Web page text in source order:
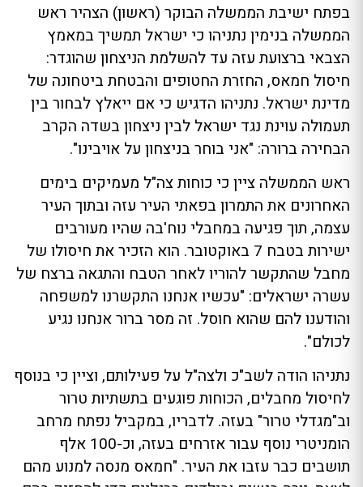
בפתח ישיבת הממשלה הבוקר (ראשון) הצהיר ראש
הממשלה בנימין נתניהו כי ישראל תמשיך במאמץ
הצבאי ברצועת עזה עד להשלמת הניצחון שהוגדר:
חיסול חמאס, החזרת החטופים והבטחת ביטחונה של
מדינת ישראל. נתניהו הדגיש כי אם ייאלץ לבחור בין
תעמולה עוינת נגד ישראל לבין ניצחון בשדה הקרב
הבחירה ברורה: "אני בוחר בניצחון על אויבינו".
ראש הממשלה ציין כי כוחות צה"ל מעמיקים בימים
האחרונים את התמרון בפאתי העיר עזה ובתוך העיר
עצמה, תוך פגיעה במחבלי נוח'בה שהיו מעורבים
ישירות בטבח 7 באוקטובר. הוא הזכיר את חיסולו של
מחבל שהתקשר להוריו לאחר הטבח והתגאה ברצח של
עשרה ישראלים: "עכשיו אנחנו התקשרנו למשפחה
והודענו להם שהוא חוסל. זה מסר ברור אנחנו נגיע
לכולם".
נתניהו הודה לשב"כ ולצה"ל על פעילותם, וציין כי בנוסף
לחיסול מחבלים, הכוחות פוגעים בתשתיות טרור
וב"מגדלי טרור" בעזה. לדבריו, במקביל נפתח מרחב
הומניטרי נוסף עבור אזרחים בעזה, וכ-100 אלף
תושבים כבר עזבו את העיר. "חמאס מנסה למנוע מהם